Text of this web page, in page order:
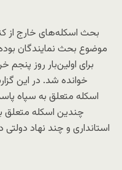
بحث اسکله‌های خارج
موضوع بحث نمایندگان
خوانده شد. در این
اسکله متعلق به سپاه
چندین اسکله متعلق
استانداری و چند نهاد